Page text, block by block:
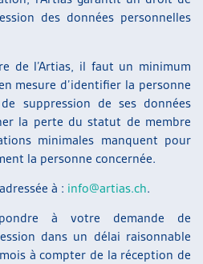
des données personnelles
de l’Artias, il faut un minimum
mesure d’identifier la personne
suppression de ses données
la perte du statut de membre
minimales manquent pour
la personne concernée.
à : info@artias.ch.
à votre demande de
dans un délai raisonnable
à compter de la réception de